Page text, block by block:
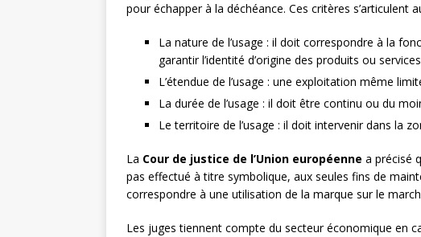
pour échapper à la déchéance. Ces critères s’articulent
La nature de l’usage : il doit correspondre à la
garantir l’identité d’origine des produits ou services
L’étendue de l’usage : une exploitation même
La durée de l’usage : il doit être continu ou du
Le territoire de l’usage : il doit intervenir dans la
La Cour de justice de l’Union européenne a précisé
pas effectué à titre symbolique, aux seules fins de
correspondre à une utilisation de la marque sur le
Les juges tiennent compte du secteur économique en